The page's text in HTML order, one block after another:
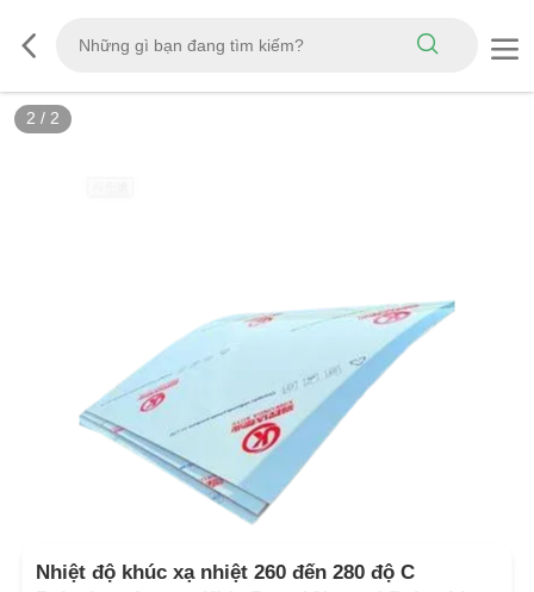
2 / 2
Nhiệt độ khúc xạ nhiệt 260 đến 280 độ C